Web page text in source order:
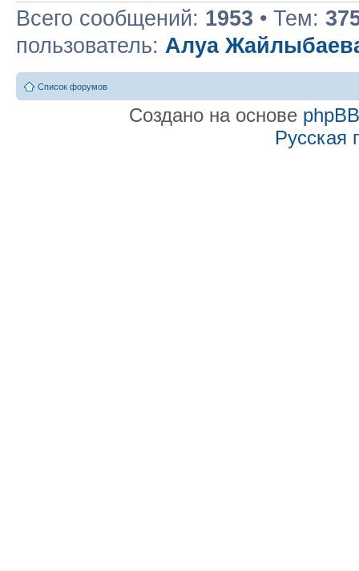
Всего сообщений: 1953 • Тем:
пользователь: Алуа
Список форумов
Создано на основе phpBB
Русская